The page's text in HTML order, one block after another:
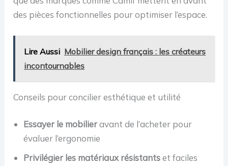
des pièces fonctionnelles pour optimiser l’espace.
Lire Aussi Mobilier design français : les créateurs
incontournables
Conseils pour concilier esthétique et utilité
Essayer le mobilieravant de l’acheter pour
évaluer l’ergonomie
Privilégier les matériaux résistantset faciles